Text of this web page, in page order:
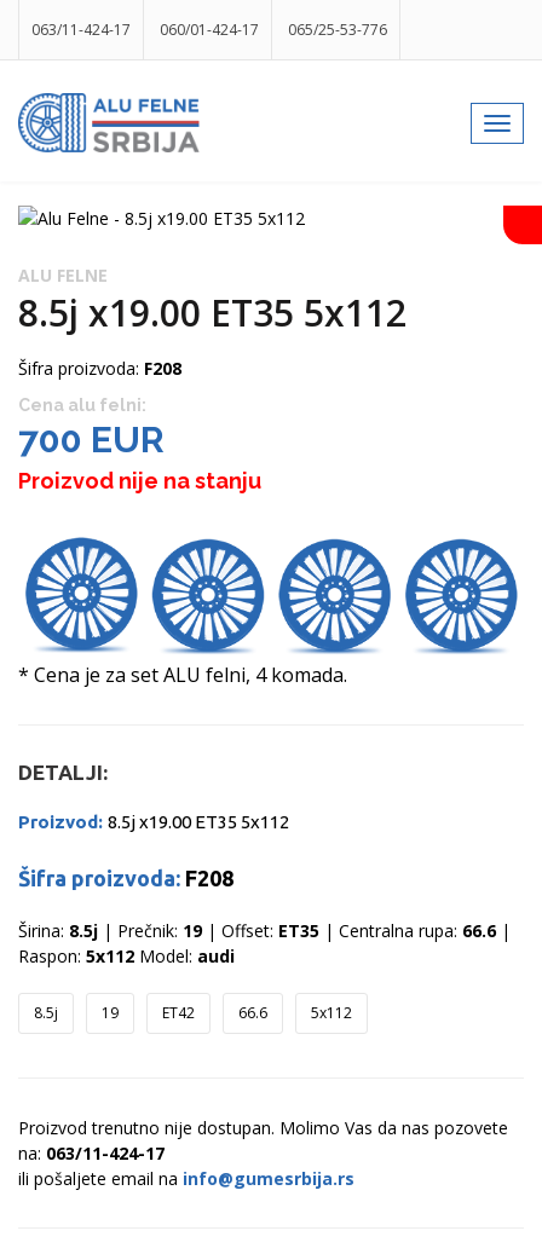
063/11-424-17 060/01-424-17 065/25-53-776
info@gumesrbija.rs
ALU FELNE
8.5j x19.00 ET35 5x112
Šifra proizvoda: F208
Cena alu felni:
700 EUR
Proizvod nije na stanju
* Cena je za set ALU felni, 4 komada.
DETALJI:
Proizvod: 8.5j x19.00 ET35 5x112
Šifra proizvoda: F208
Širina: 8.5j | Prečnik: 19| Offset: ET35 | Centralna rupa: 66.6|
Raspon: 5x112 Model: audi
8.5j 19 ET42 66.6 5x112
Proizvod trenutno nije dostupan. Molimo Vas da nas pozovete
na: 063/11-424-17
ili pošaljete email na info@gumesrbija.rs